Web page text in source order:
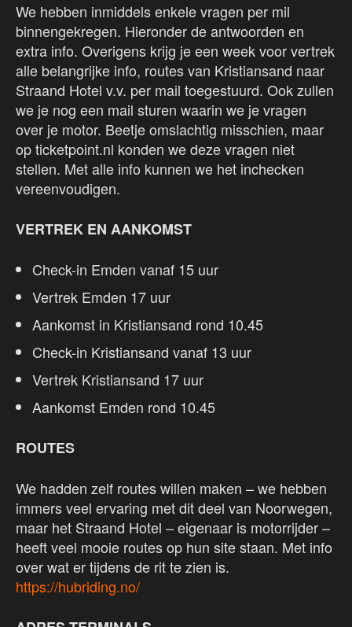
We hebben inmiddels enkele vragen per mil
binnengekregen. Hieronder de antwoorden en
extra info. Overigens krijg je een week voor vertrek
alle belangrijke info, routes van Kristiansand naar
Straand Hotel v.v. per mail toegestuurd. Ook zullen
we je nog een mail sturen waarin we je vragen
over je motor. Beetje omslachtig misschien, maar
op ticketpoint.nl konden we deze vragen niet
stellen. Met alle info kunnen we het inchecken
vereenvoudigen.
VERTREK EN AANKOMST
Check-in Emden vanaf 15 uur
Vertrek Emden 17 uur
Aankomst in Kristiansand rond 10.45
Check-in Kristiansand vanaf 13 uur
Vertrek Kristiansand 17 uur
Aankomst Emden rond 10.45
ROUTES
We hadden zelf routes willen maken – we hebben
immers veel ervaring met dit deel van Noorwegen,
maar het Straand Hotel – eigenaar is motorrijder –
heeft veel mooie routes op hun site staan. Met info
over wat er tijdens de rit te zien is.
https://hubriding.no/